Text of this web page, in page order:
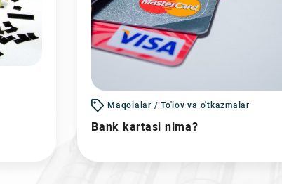
Maqolalar / To'lov va o'tkazmalar
Bank kartasi nima?